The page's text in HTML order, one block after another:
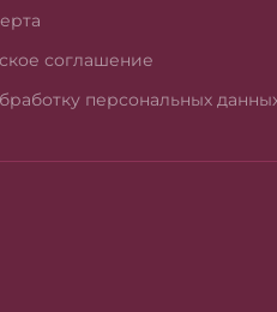
соглашение
персональных